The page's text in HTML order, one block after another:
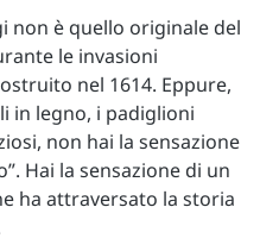
non è quello originale del
le invasioni
nel 1614. Eppure,
in legno, i padiglioni
non hai la sensazione
Hai la sensazione di un
ha attraversato la storia